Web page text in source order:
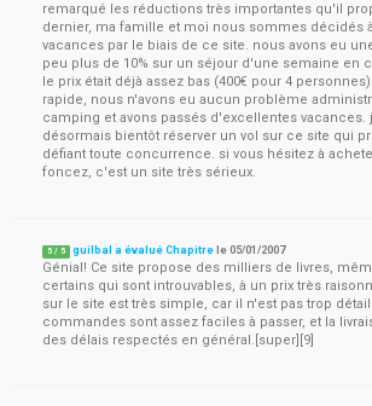
remarqué les réductions très importantes qu'il
dernier, ma famille et moi nous sommes décidés
vacances par le biais de ce site. nous avons eu
peu plus de 10% sur un séjour d'une semaine en
le prix était déjà assez bas (400€ pour 4
rapide, nous n'avons eu aucun problème
camping et avons passés d'excellentes vacances.
désormais bientôt réserver un vol sur ce site qui
défiant toute concurrence. si vous hésitez à
foncez, c'est un site très sérieux.
5 / 5 guilbal a évalué Chapitre le05/01/2007
Génial! Ce site propose des milliers de livres,
certains qui sont introuvables, à un prix très
sur le site est très simple, car il n'est pas trop
commandes sont assez faciles à passer, et la
des délais respectés en général.[super][9]